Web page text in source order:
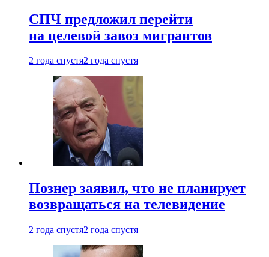
СПЧ предложил перейти
на целевой завоз мигрантов
2 года спустя2 года спустя
Познер заявил, что не планирует
возвращаться на телевидение
2 года спустя2 года спустя